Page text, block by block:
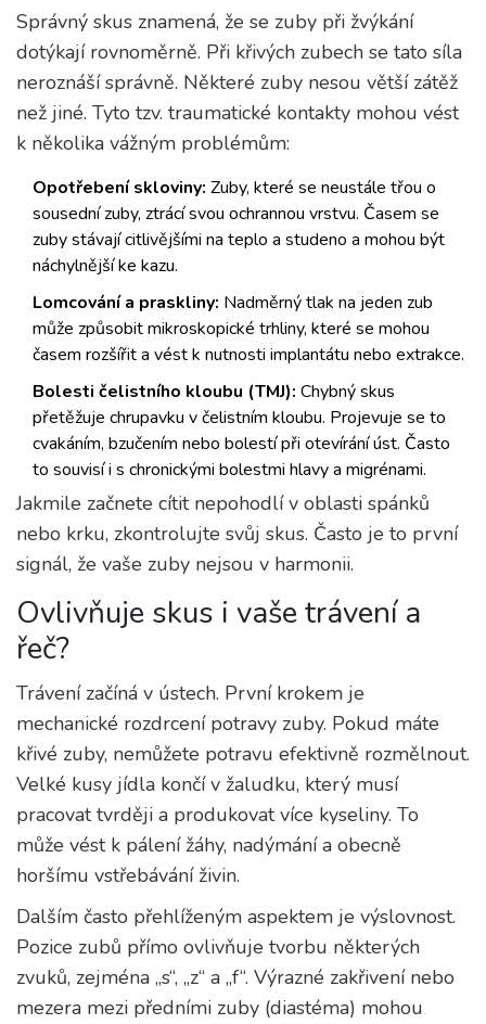
Správný skus znamená, že se zuby při žvýkání
dotýkají rovnoměrně. Při křivých zubech se tato síla
neroznáší správně. Některé zuby nesou větší zátěž
než jiné. Tyto tzv. traumatické kontakty mohou vést
k několika vážným problémům:
Opotřebení skloviny: Zuby, které se neustále třou o
sousední zuby, ztrácí svou ochrannou vrstvu. Časem se
zuby stávají citlivějšími na teplo a studeno a mohou být
náchylnější ke kazu.
Lomcování a praskliny: Nadměrný tlak na jeden zub
může způsobit mikroskopické trhliny, které se mohou
časem rozšířit a vést k nutnosti implantátu nebo extrakce.
Bolesti čelistního kloubu (TMJ): Chybný skus
přetěžuje chrupavku v čelistním kloubu. Projevuje se to
cvakáním, bzučením nebo bolestí při otevírání úst. Často
to souvisí i s chronickými bolestmi hlavy a migrénami.
Jakmile začnete cítit nepohodlí v oblasti spánků
nebo krku, zkontrolujte svůj skus. Často je to první
signál, že vaše zuby nejsou v harmonii.
Ovlivňuje skus i vaše trávení a
řeč?
Trávení začíná v ústech. První krokem je
mechanické rozdrcení potravy zuby. Pokud máte
křivé zuby, nemůžete potravu efektivně rozmělnout.
Velké kusy jídla končí v žaludku, který musí
pracovat tvrději a produkovat více kyseliny. To
může vést k pálení žáhy, nadýmání a obecně
horšímu vstřebávání živin.
Dalším často přehlíženým aspektem je výslovnost.
Pozice zubů přímo ovlivňuje tvorbu některých
zvuků, zejména „s“, „z“ a „f“. Výrazné zakřivení nebo
mezera mezi předními zuby (diastéma) mohou